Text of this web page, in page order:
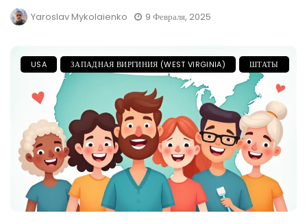
Yaroslav Mykolaienko 9 Февраля, 2025
USA ЗАПАДНАЯ ВИРГИНИЯ (WEST VIRGINIA) ШТАТЫ